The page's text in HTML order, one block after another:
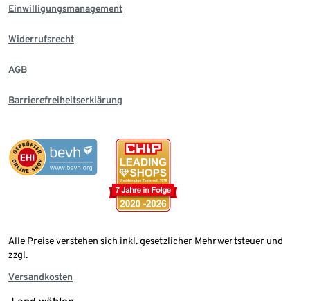
Einwilligungsmanagement
Widerrufsrecht
AGB
Barrierefreiheitserklärung
Alle Preise verstehen sich inkl. gesetzlicher Mehrwertsteuer und
zzgl.
Versandkosten